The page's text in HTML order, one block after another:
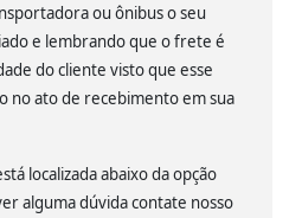
ou ônibus o seu
e lembrando que o frete é
do cliente visto que esse
no ato de recebimento em sua
localizada abaixo da opção
alguma dúvida contate nosso